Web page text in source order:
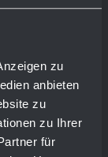
zu
anbieten
zu
zu Ihrer
für